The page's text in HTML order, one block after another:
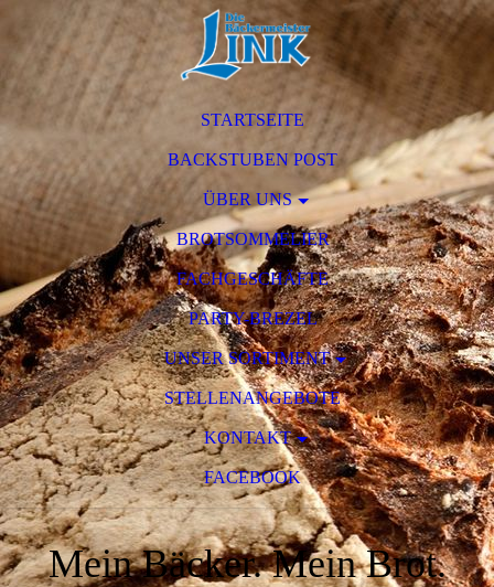
STARTSEITE
BACKSTUBEN POST
ÜBER UNS
BROTSOMMELIER
FACHGESCHÄFTE
PARTY-BREZEL
UNSER SORTIMENT
STELLENANGEBOTE
KONTAKT
FACEBOOK
Mein Bäcker. Mein Brot.